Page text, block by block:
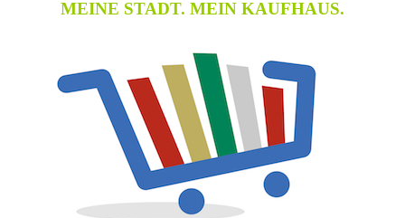
MEINE STADT. MEIN KAUFHAUS.